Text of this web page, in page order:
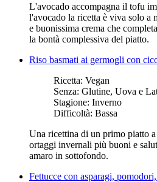
L'avocado accompagna il tofu
l'avocado la ricetta è viva solo a
e buonissima crema che
la bontà complessiva del piatto.
Riso basmati ai germogli con
Ricetta: Vegan
Senza: Glutine, Uova e
Stagione: Inverno
Difficoltà: Bassa
Una ricettina di un primo piatto
ortaggi invernali più buoni e
amaro in sottofondo.
Fettucce con asparagi,